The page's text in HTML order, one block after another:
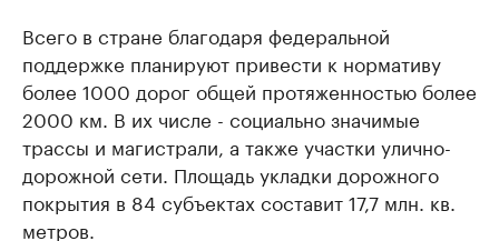
Всего в стране благодаря федеральной
поддержке планируют привести к нормативу
более 1000 дорог общей протяженностью более
2000 км. В их числе - социально значимые
трассы и магистрали, а также участки улично-
дорожной сети. Площадь укладки дорожного
покрытия в 84 субъектах составит 17,7 млн. кв.
метров.